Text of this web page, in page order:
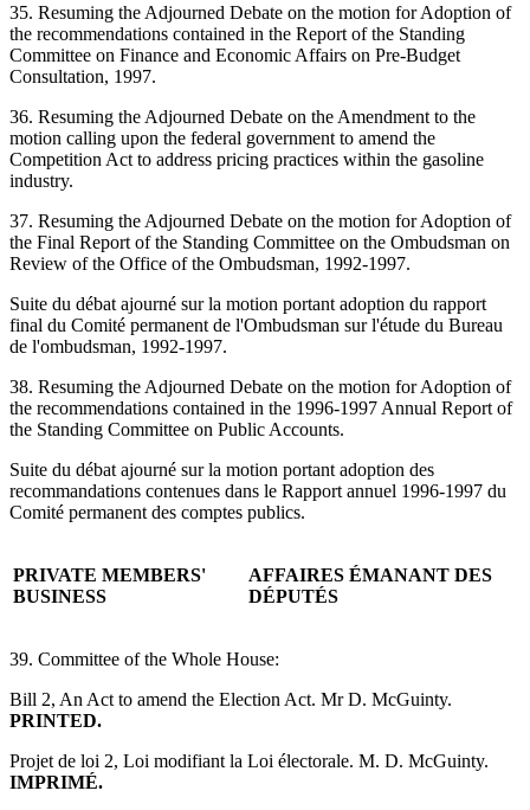
35. Resuming the Adjourned Debate on the motion for Adoption of
the recommendations contained in the Report of the Standing
Committee on Finance and Economic Affairs on Pre-Budget
Consultation, 1997.
36. Resuming the Adjourned Debate on the Amendment to the
motion calling upon the federal government to amend the
Competition Act to address pricing practices within the gasoline
industry.
37. Resuming the Adjourned Debate on the motion for Adoption of
the Final Report of the Standing Committee on the Ombudsman on
Review of the Office of the Ombudsman, 1992-1997.
Suite du débat ajourné sur la motion portant adoption du rapport
final du Comité permanent de l'Ombudsman sur l'étude du Bureau
de l'ombudsman, 1992-1997.
38. Resuming the Adjourned Debate on the motion for Adoption of
the recommendations contained in the 1996-1997 Annual Report of
the Standing Committee on Public Accounts.
Suite du débat ajourné sur la motion portant adoption des
recommandations contenues dans le Rapport annuel 1996-1997 du
Comité permanent des comptes publics.
PRIVATE MEMBERS'
BUSINESS
AFFAIRES ÉMANANT DES
DÉPUTÉS
39. Committee of the Whole House:
Bill 2, An Act to amend the Election Act. Mr D. McGuinty.
PRINTED.
Projet de loi 2, Loi modifiant la Loi électorale. M. D. McGuinty.
IMPRIMÉ.